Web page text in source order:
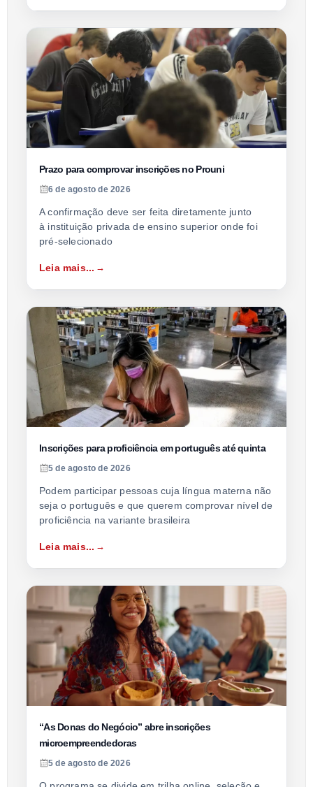
Prazo para comprovar inscrições no Prouni
6 de agosto de 2026
A confirmação deve ser feita diretamente junto
à instituição privada de ensino superior onde foi
pré-selecionado
Leia mais...
Inscrições para proficiência em português até quinta
5 de agosto de 2026
Podem participar pessoas cuja língua materna não
seja o português e que querem comprovar nível de
proficiência na variante brasileira
Leia mais...
“As Donas do Negócio” abre inscrições
microempreendedoras
5 de agosto de 2026